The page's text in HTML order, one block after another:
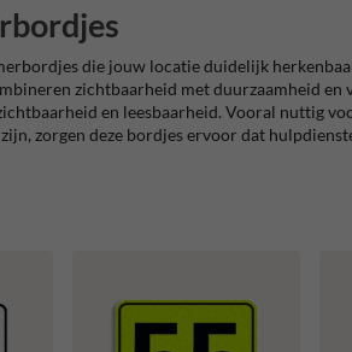
die jouw locatie duidelijk
zichtbaarheid met duurzaamheid
en leesbaarheid. Vooral nuttig
zorgen deze bordjes ervoor dat